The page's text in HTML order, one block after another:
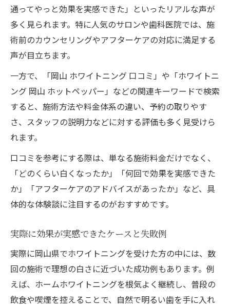
通ってやっと効果を実感できた」といったリアルな声が
多く見られます。特に人気のサロンや歯科医院では、施
術前のカウンセリングやアフターケアの対応に満足する
声が目立ちます。
一方で、「岡山 ホワイトニング 口コミ」や「ホワイトニ
ング 岡山 ホットペッパー」などの関連キーワードで検索
すると、施術方法や料金体系の違い、予約の取りやす
さ、スタッフの説明力などに対する評価も多く見受けら
れます。
口コミを参考にする際は、単なる施術料金だけでなく、
「どのくらい白くなったか」「何回で効果を実感できた
か」「アフターケアのアドバイスがあったか」など、具
体的な体験談に注目するのがおすすめです。
実際に効果が実感できたケースと失敗例
実際に岡山県でホワイトニングを受けた方の中には、数
回の施術で理想の白さに近づいた成功例もあります。例
えば、ホームホワイトニングを根気よく継続し、普段の
飲食や喫煙を控えることで、自然で明るい歯を手に入れ